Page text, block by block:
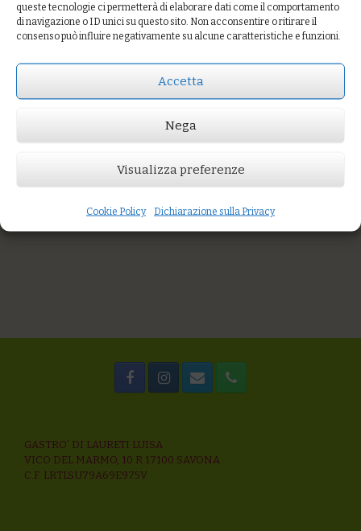
queste tecnologie ci permetterà di elaborare dati come il comportamento
di navigazione o ID unici su questo sito. Non acconsentire o ritirare il
consenso può influire negativamente su alcune caratteristiche e funzioni.
Accetta
Nega
Visualizza preferenze
Cookie Policy Dichiarazione sulla Privacy
Zuppa di miglio, zucca e piselli decorticati
minestrone alla genovese
Riso integrale alle
cime di rapa e
verdure
GASTRO’ DI LAURETI LUISA
VICO DEL MARMO, 10 R 17100 SAVONA
C.F. LRTLSU79A69E975V